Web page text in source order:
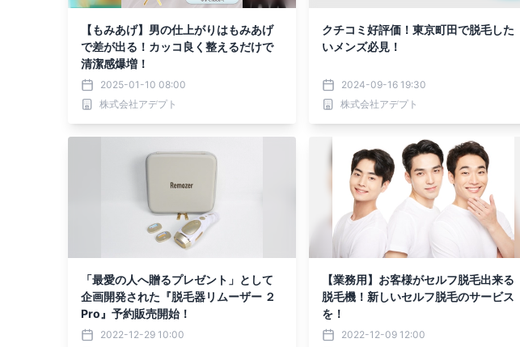
【もみあげ】男の仕上がりはもみあげ
で差が出る！カッコ良く整えるだけで
清潔感爆増！
2025-01-10 08:00
株式会社アデプト
クチコミ好評価！東京町田で脱毛した
いメンズ必見！
2024-09-16 19:30
株式会社アデプト
「最愛の人へ贈るプレゼント」として
企画開発された『脱毛器リムーザー ２
Pro』予約販売開始！
2022-12-29 10:00
【業務用】お客様がセルフ脱毛出来る
脱毛機！新しいセルフ脱毛のサービス
を！
2022-12-09 12:00